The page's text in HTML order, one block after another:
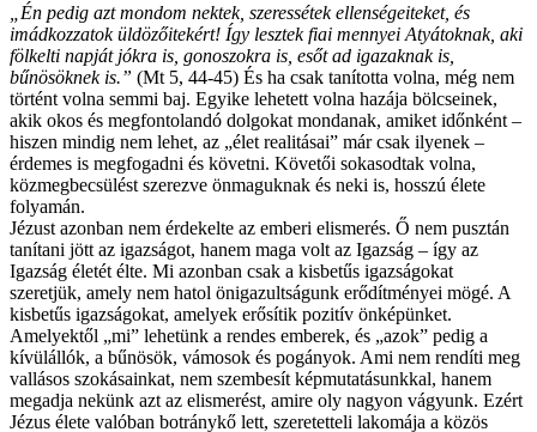
„Én pedig azt mondom nektek, szeressétek ellenségeiteket, és
imádkozzatok üldözőitekért! Így lesztek fiai mennyei Atyátoknak, aki
fölkelti napját jókra is, gonoszokra is, esőt ad igazaknak is,
bűnösöknek is.” (Mt 5, 44-45) És ha csak tanította volna, még nem
történt volna semmi baj. Egyike lehetett volna hazája bölcseinek,
akik okos és megfontolandó dolgokat mondanak, amiket időnként –
hiszen mindig nem lehet, az „élet realitásai” már csak ilyenek –
érdemes is megfogadni és követni. Követői sokasodtak volna,
közmegbecsülést szerezve önmaguknak és neki is, hosszú élete
folyamán.
Jézust azonban nem érdekelte az emberi elismerés. Ő nem pusztán
tanítani jött az igazságot, hanem maga volt az Igazság – így az
Igazság életét élte. Mi azonban csak a kisbetűs igazságokat
szeretjük, amely nem hatol önigazultságunk erődítményei mögé. A
kisbetűs igazságokat, amelyek erősítik pozitív önképünket.
Amelyektől „mi” lehetünk a rendes emberek, és „azok” pedig a
kívülállók, a bűnösök, vámosok és pogányok. Ami nem rendíti meg
vallásos szokásainkat, nem szembesít képmutatásunkkal, hanem
megadja nekünk azt az elismerést, amire oly nagyon vágyunk. Ezért
Jézus élete valóban botránykő lett, szeretetteli lakomája a közös